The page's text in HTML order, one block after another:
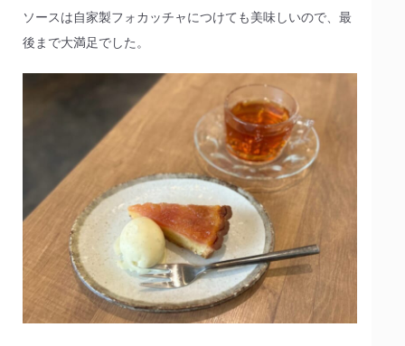
ソースは自家製フォカッチャにつけても美味しいので、最
後まで大満足でした。